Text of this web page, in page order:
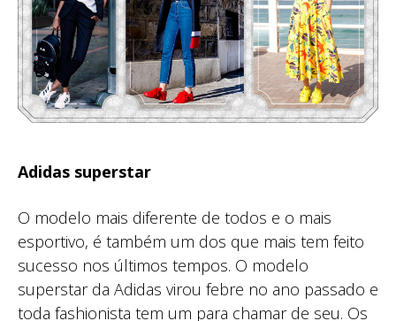
Adidas superstar
O modelo mais diferente de todos e o mais
esportivo, é também um dos que mais tem feito
sucesso nos últimos tempos. O modelo
superstar da Adidas virou febre no ano passado e
toda fashionista tem um para chamar de seu. Os